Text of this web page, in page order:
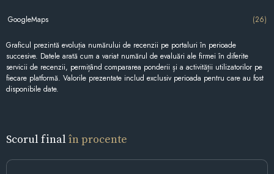
GoogleMaps (26)
Graficul prezintă evoluția numărului de recenzii pe portaluri în perioade
succesive. Datele arată cum a variat numărul de evaluări ale firmei în diferite
servicii de recenzii, permițând compararea ponderii și a activității utilizatorilor pe
fiecare platformă. Valorile prezentate includ exclusiv perioada pentru care au fost
disponibile date.
Scorul final în procente